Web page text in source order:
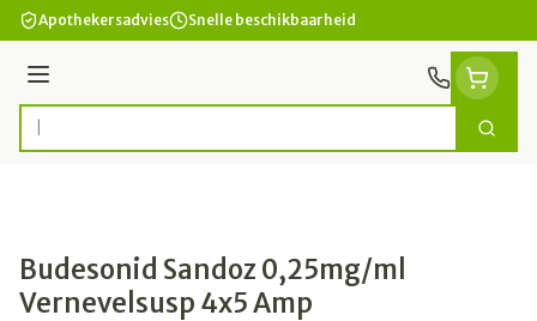
Ga naar de inhoud
Apothekersadvies Snelle beschikbaarheid
Menu
Product, merk, categorie... Zoek
Budesonid Sandoz 0,25mg/ml
Vernevelsusp 4x5 Amp